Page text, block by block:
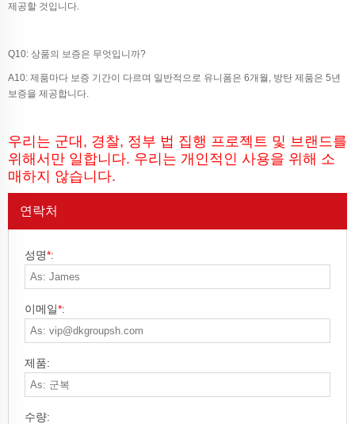
제공할 것입니다.
Q10: 상품의 보증은 무엇입니까?
A10: 제품마다 보증 기간이 다르며 일반적으로 유니폼은 6개월, 방탄 제품은 5년
보증을 제공합니다.
우리는 군대, 경찰, 정부 법 집행 프로젝트 및 브랜드를
위해서만 일합니다. 우리는 개인적인 사용을 위해 소
매하지 않습니다.
연락처
성명*:
이메일*:
제품:
수량: